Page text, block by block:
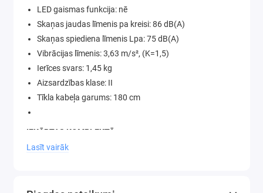
LED gaismas funkcija: nē
Skaņas jaudas līmenis pa kreisi: 86 dB(A)
Skaņas spiediena līmenis Lpa: 75 dB(A)
Vibrācijas līmenis: 3,63 m/s², (K=1,5)
Ierīces svars: 1,45 kg
Aizsardzības klase: II
Tīkla kabeļa garums: 180 cm
IEKĀRTAS KOMPLEKTĀ:
Ķēdes asināmais POWERMAT
*ierīcē ir uzstādīts viens disks
Lasīt vairāk